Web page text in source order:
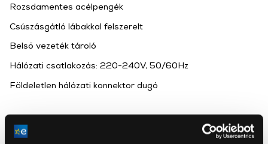
Rozsdamentes acélpengék
Csúszásgátló lábakkal felszerelt
Belső vezeték tároló
Hálózati csatlakozás: 220-240V, 50/60Hz
Földeletlen hálózati konnektor dugó